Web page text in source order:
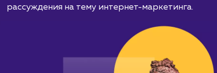
уберегаем от ошибок и просто, ведём